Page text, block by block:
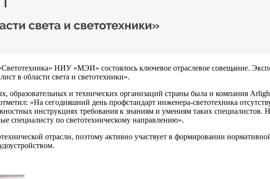
НИУ «МЭИ» состоялось ключевое отраслевое совещание.
в области света и светотехники».
образовательных и технических организаций страны была и компания
«На сегодняшний день профстандарт инженера-светотехника
инструкциях требования к знаниям и умениям таких специалистов.
специалисту по светотехническому направлению».
отрасли, поэтому активно участвует в формировании